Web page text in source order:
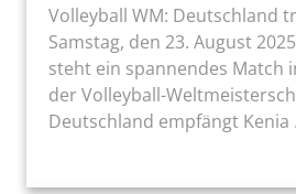
Volleyball WM: Deutschland
Samstag, den 23. August
steht ein spannendes Match
der Volleyball-
Deutschland empfängt Kenia